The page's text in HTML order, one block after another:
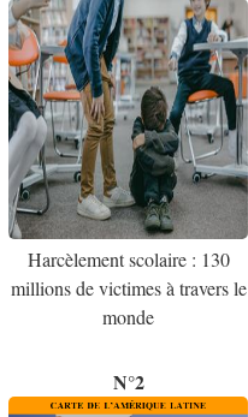
Harcèlement scolaire : 130
millions de victimes à travers le
monde
N°2